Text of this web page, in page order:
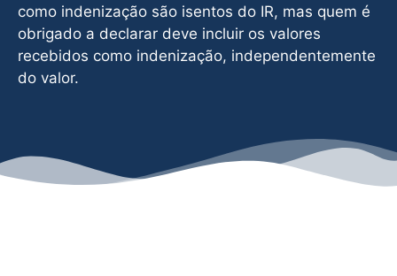
como indenização são isentos do IR, mas quem é
obrigado a declarar deve incluir os valores
recebidos como indenização, independentemente
do valor.